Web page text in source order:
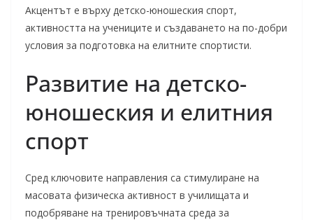
Акцентът е върху детско-юношеския спорт,
активността на учениците и създаването на по-добри
условия за подготовка на елитните спортисти.
Развитие на детско-
юношеския и елитния
спорт
Сред ключовите направления са стимулиране на
масовата физическа активност в училищата и
подобряване на тренировъчната среда за